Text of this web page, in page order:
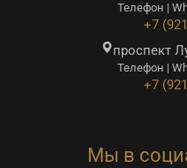
Телефон |
+7
проспект
Телефон |
+7
Мы в